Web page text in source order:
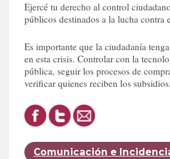
Ejercé tu derecho al control
públicos destinados a la lucha contra
Es importante que la ciudadanía
en esta crisis. Controlar con la
pública, seguir los procesos de
verificar quienes reciben los
Comunicación e